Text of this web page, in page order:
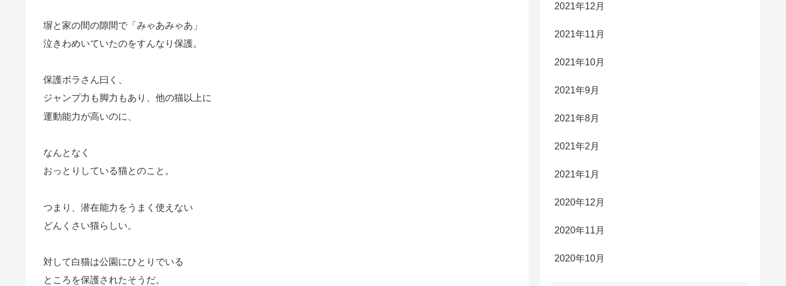
塀と家の間の隙間で「みゃあみゃあ」
泣きわめいていたのをすんなり保護。
保護ボラさん曰く、
ジャンプ力も脚力もあり、他の猫以上に
運動能力が高いのに、
なんとなく
おっとりしている猫とのこと。
つまり、潜在能力をうまく使えない
どんくさい猫らしい。
対して白猫は公園にひとりでいる
ところを保護されたそうだ。
2021年12月
2021年11月
2021年10月
2021年9月
2021年8月
2021年2月
2021年1月
2020年12月
2020年11月
2020年10月